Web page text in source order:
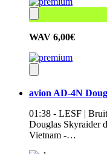
WAV 6,00€
avion AD-4N
01:38 - LESF |
Douglas Skyraider
Vietnam -…